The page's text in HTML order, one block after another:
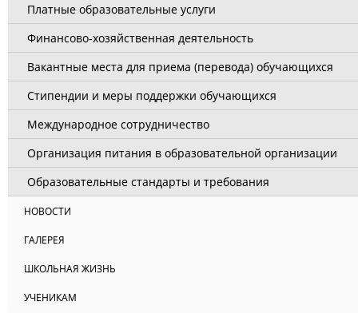
Платные образовательные услуги
Финансово-хозяйственная деятельность
Вакантные места для приема (перевода) обучающихся
Стипендии и меры поддержки обучающихся
Международное сотрудничество
Организация питания в образовательной организации
Образовательные стандарты и требования
НОВОСТИ
ГАЛЕРЕЯ
ШКОЛЬНАЯ ЖИЗНЬ
УЧЕНИКАМ